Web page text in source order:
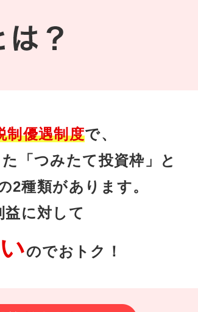
制優遇制度で、
「つみたて投資枠」と
2種類があります。
に対して
のでおトク！